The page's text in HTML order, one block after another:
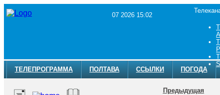
07 2026 15:02
ТЕЛЕПРОГРАММА ПОЛТАВА ССЫЛКИ ПОГОДА
Предыдущая